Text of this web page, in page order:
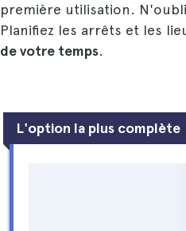
première utilisation.
Planifiez les arrêts et les
de votre temps.
L'option la plus complète